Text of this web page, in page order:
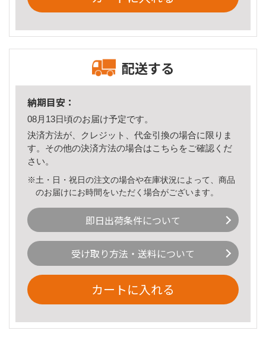
配送する
納期目安：
08月13日頃のお届け予定です。
決済方法が、クレジット、代金引換の場合に限りま
す。その他の決済方法の場合はこちら をご確認くだ
さい。
※土・日・祝日の注文の場合や在庫状況によって、商品
のお届けにお時間をいただく場合がございます。
即日出荷条件について
受け取り方法・送料について
カートに入れる